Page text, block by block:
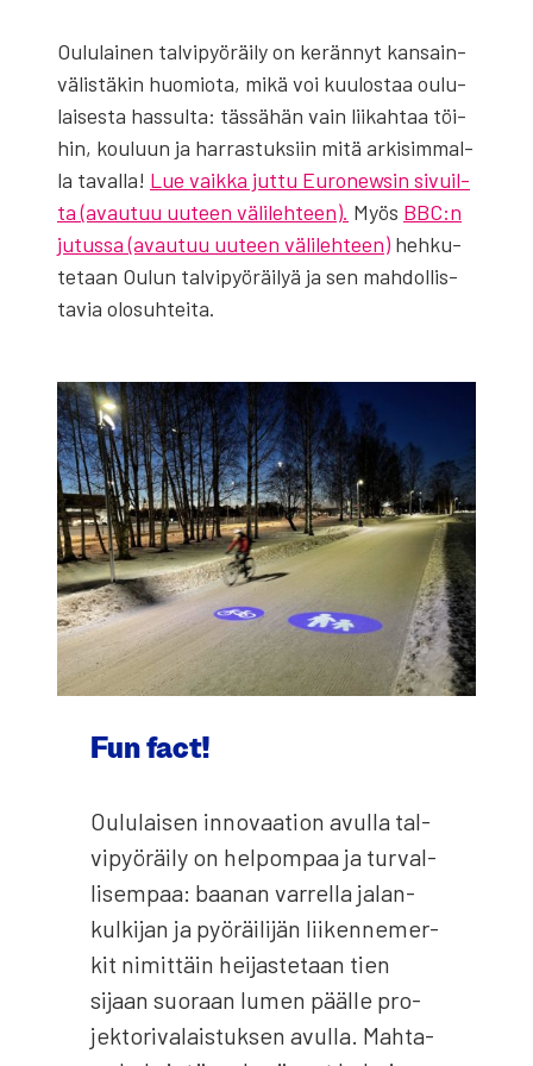
Oulu­lai­nen tal­vi­pyö­räi­ly on kerän­nyt kan­sain­
vä­lis­tä­kin huo­mio­ta, mikä voi kuu­los­taa oulu­
lai­ses­ta has­sul­ta: täs­sä­hän vain lii­kah­taa töi­
hin, kou­luun ja har­ras­tuk­siin mitä arki­sim­mal­
la taval­la! Lue vaik­ka jut­tu Euro­new­sin sivuil­
ta (avau­tuu uuteen väli­leh­teen). Myös BBC:n
jutus­sa (avau­tuu uuteen väli­leh­teen) heh­ku­
te­taan Oulun tal­vi­pyö­räi­lyä ja sen mah­dol­lis­
ta­via olo­suh­tei­ta.
Fun fact!
Oulu­lai­sen inno­vaa­tion avul­la tal­
vi­pyö­räi­ly on hel­pom­paa ja tur­val­
li­sem­paa: baa­nan var­rel­la jalan­
kul­ki­jan ja pyö­räi­li­jän lii­ken­ne­mer­
kit nimit­täin hei­jas­te­taan tien
sijaan suo­raan lumen pääl­le pro­
jek­to­ri­va­lais­tuk­sen avul­la. Mah­ta­